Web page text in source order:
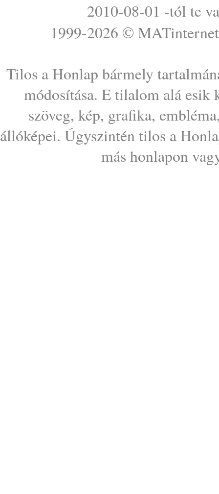
2010-08-01 -tól te
1999-2026 ©MATinternet
Tilos a Honlap bármely
módosítása. E tilalom alá esik
szöveg, kép, grafika,
állóképei. Úgyszintén tilos a
más honlapon